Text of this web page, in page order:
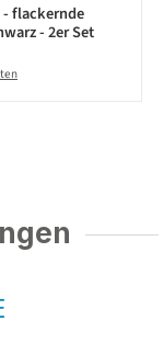
- flackernde
- 2er Set